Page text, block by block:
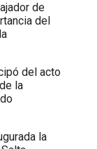
de
del
del acto
la
la